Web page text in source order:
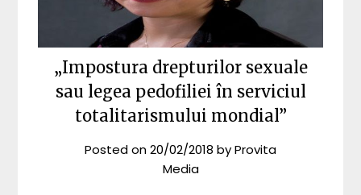
„Impostura drepturilor sexuale
sau legea pedofiliei în serviciul
totalitarismului mondial”
Posted on20/02/2018 byProvita
Media